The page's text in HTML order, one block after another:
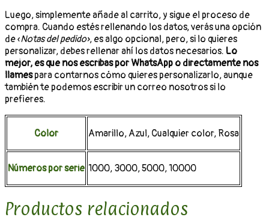
Luego, simplemente añade al carrito, y sigue el proceso de
compra. Cuando estés rellenando los datos, verás una opción
de «Notas del pedido», es algo opcional, pero, si lo quieres
personalizar, debes rellenar ahí los datos necesarios. Lo
mejor, es que nos escribas por WhatsApp o directamente nos
llamespara contarnos cómo quieres personalizarlo, aunque
también te podemos escribir un correo nosotros si lo
prefieres.
Color Amarillo, Azul, Cualquier color, Rosa
Números por serie 1000, 3000, 5000, 10000
Productos relacionados